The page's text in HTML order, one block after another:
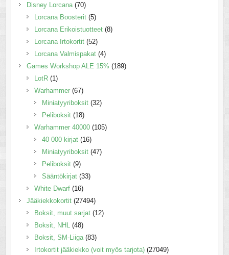
Disney Lorcana (70)
Lorcana Boosterit (5)
Lorcana Erikoistuotteet (8)
Lorcana Irtokortit (52)
Lorcana Valmispakat (4)
Games Workshop ALE 15% (189)
LotR (1)
Warhammer (67)
Miniatyyriboksit (32)
Peliboksit (18)
Warhammer 40000 (105)
40 000 kirjat (16)
Miniatyyriboksit (47)
Peliboksit (9)
Sääntökirjat (33)
White Dwarf (16)
Jääkiekkokortit (27494)
Boksit, muut sarjat (12)
Boksit, NHL
(48)
Boksit, SM-Liiga (83)
Irtokortit jääkiekko (voit myös tarjota) (27049)